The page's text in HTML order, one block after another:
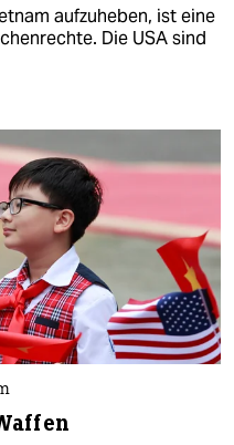
aufzuheben, ist eine
Die USA sind